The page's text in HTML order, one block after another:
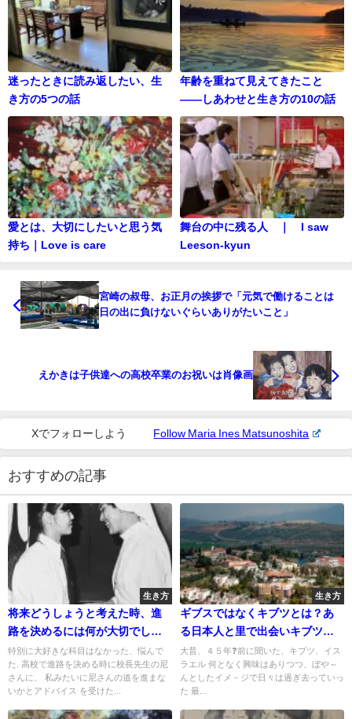
迷ったときに読み返したい、生
き方の5つの話
年齢を重ねて見えてきたこと
——しあわせと生き方の10の話
愛とは、大切にしたいと思う気
持ち｜Love is care
舞台の中に残る人 ｜ I saw
Leeson-kyun
宮崎の叔母、お正月の挨拶で「元気で働けることは
日の出に負けないぐらいありがたいこと」
えかきは子供達への高校卒業のお祝いは肖像画
Xでフォローしよう Follow Maria Ines Matsunoshita
おすすめの記事
生き方
将来どうしょうと考えた時、進
路を決めるには何が大切でしょ
うか？
特別に大好きな科目はなかった、悩んで
た. 高校で進路を決める時に校長先生の尼
さんに、 私みたいに尼さんの道を進まな
いかとアドバイス を受けた...
生き方
ギブスではなくキブツとは？あ
る日本人と里で出会いキブツへ
行くと言う
大昔、４５年❓前に聞いた、キブツ、イス
ラエル 何となく興味はありつつ、ぼや～
んとしたイメ－ジで日々は過ぎ去っていっ
た 最...